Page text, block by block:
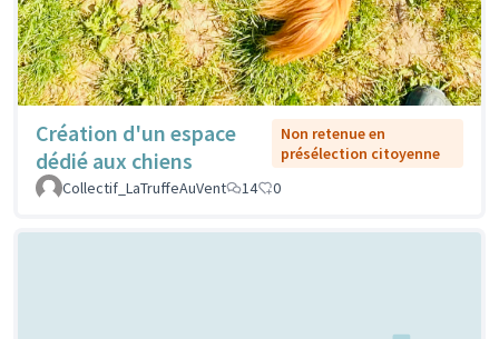
Création d'un espace
dédié aux chiens
Non retenue en
présélection citoyenne
Collectif_LaTruffeAuVent
14 0